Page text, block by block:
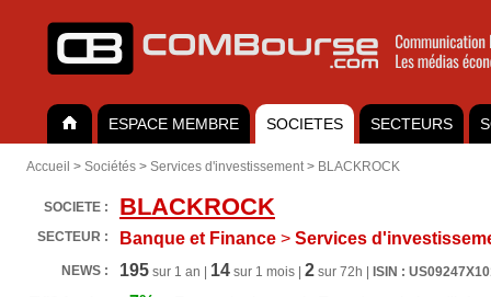
ESPACE MEMBRE SOCIETES SECTEURS
Accueil > Sociétés > Services d'investissement> BLACKROCK
SOCIETE : BLACKROCK
SECTEUR : Banque et Finance > Services
NEWS : 195 sur 1 an | 14 sur 1 mois | 2 sur 72h |
ISIN :